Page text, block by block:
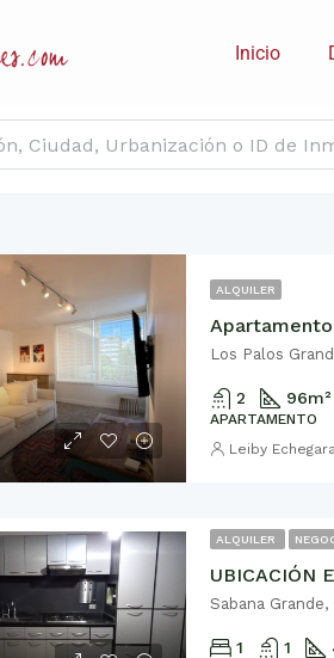
Inicio
ALQUILER
Los Palos
2 96m²
APARTAMENTO
Leiby
ALQUILER
Sabana
1 1